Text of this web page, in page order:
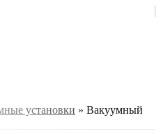
установки » Вакуумный